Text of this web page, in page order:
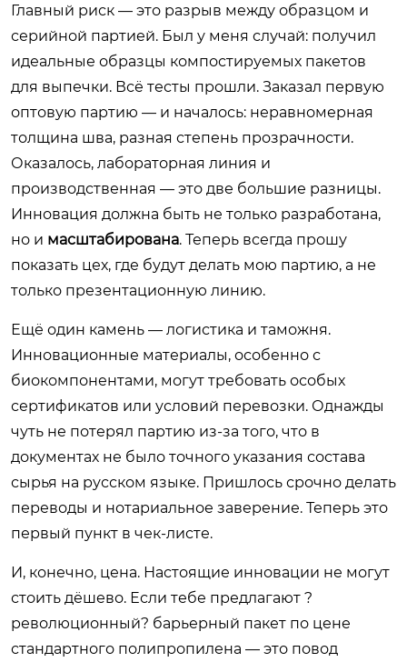
Главный риск — это разрыв между образцом и
серийной партией. Был у меня случай: получил
идеальные образцы компостируемых пакетов
для выпечки. Всё тесты прошли. Заказал первую
оптовую партию — и началось: неравномерная
толщина шва, разная степень прозрачности.
Оказалось, лабораторная линия и
производственная — это две большие разницы.
Инновация должна быть не только разработана,
но и масштабирована. Теперь всегда прошу
показать цех, где будут делать мою партию, а не
только презентационную линию.
Ещё один камень — логистика и таможня.
Инновационные материалы, особенно с
биокомпонентами, могут требовать особых
сертификатов или условий перевозки. Однажды
чуть не потерял партию из-за того, что в
документах не было точного указания состава
сырья на русском языке. Пришлось срочно делать
переводы и нотариальное заверение. Теперь это
первый пункт в чек-листе.
И, конечно, цена. Настоящие инновации не могут
стоить дёшево. Если тебе предлагают ?
революционный? барьерный пакет по цене
стандартного полипропилена — это повод